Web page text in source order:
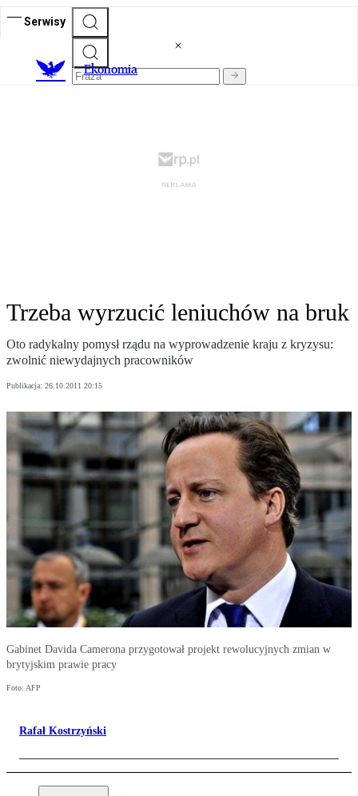
Serwisy
Ekonomia
Trzeba wyrzucić leniuchów na bruk
Oto radykalny pomysł rządu na wyprowadzenie kraju z kryzysu:
zwolnić niewydajnych pracowników
Publikacja: 26.10.2011 20:15
Gabinet Davida Camerona przygotował projekt rewolucyjnych zmian w
brytyjskim prawie pracy
Foto: AFP
Rafał Kostrzyński